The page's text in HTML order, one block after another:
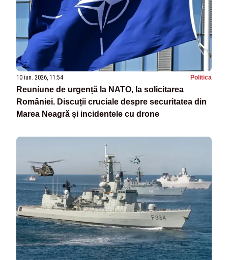
10 iun. 2026, 11:54 Politica
Reuniune de urgență la NATO, la solicitarea
României. Discuții cruciale despre securitatea din
Marea Neagră și incidentele cu drone